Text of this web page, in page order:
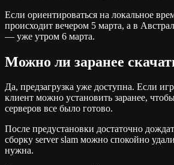
Если ориентироваться на локальное
происходит вечером 5 марта, а в
— уже утром 6 марта.
Можно ли заранее
Да, предзагрузка уже доступна. Если
клиент можно установить заранее,
серверов все было готово.
После предустановки достаточно
сборку server slam можно спокойно
нужна.